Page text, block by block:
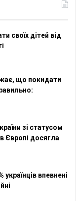
своїх дітей від
що покидати
зі статусом
Європі досягла
впевнені